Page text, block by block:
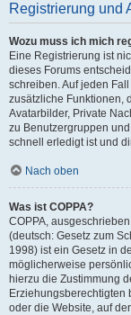
Registrierung und
Wozu muss ich mich
Eine Registrierung ist
dieses Forums
schreiben. Auf jeden
zusätzliche Funktionen,
Avatarbilder, Private
zu Benutzergruppen
schnell erledigt ist und
Nach oben
Was ist COPPA?
COPPA,
(deutsch: Gesetz zum
1998) ist ein Gesetz in
möglicherweise
hierzu die Zustimmung
Erziehungsberechtigten
oder die Website, auf